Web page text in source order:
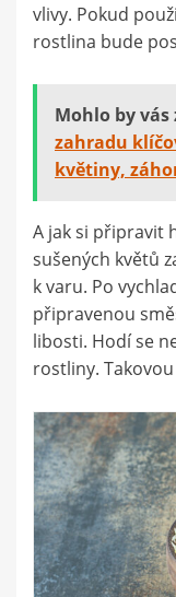
vlivy. Pokud
rostlina bude
Mohlo by
zahradu
květiny,
A jak si připravit
sušených květů
k varu. Po
připravenou
libosti. Hodí se
rostliny.